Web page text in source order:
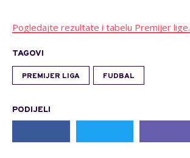
Pogledajte rezultate i tabelu Premijer lige.
TAGOVI
PREMIJER LIGA FUDBAL
PODIJELI